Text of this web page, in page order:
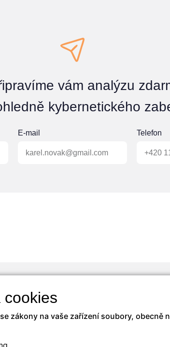
vám analýzu
kybernetického
E-mail Telefon
cookies
zákony na vaše zařízení soubory, obecně